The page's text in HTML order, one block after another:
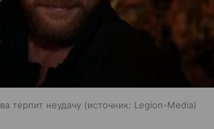
терпит неудачу источник: Legion-Media